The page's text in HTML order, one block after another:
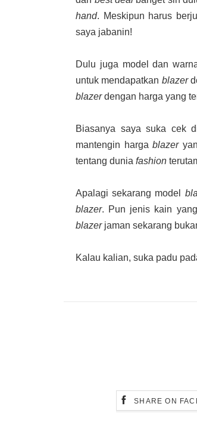
hand. Meskipun harus
saya jabanin!
Dulu juga model dan
untuk mendapatkan blazer
blazerdengan harga yang
Biasanya saya suka cek
mantengin hargablazer
tentang dunia fashion
Apalagi sekarang model
blazer. Pun jenis kain
blazer jaman sekarang
Kalau kalian, suka padu
SHARE ON